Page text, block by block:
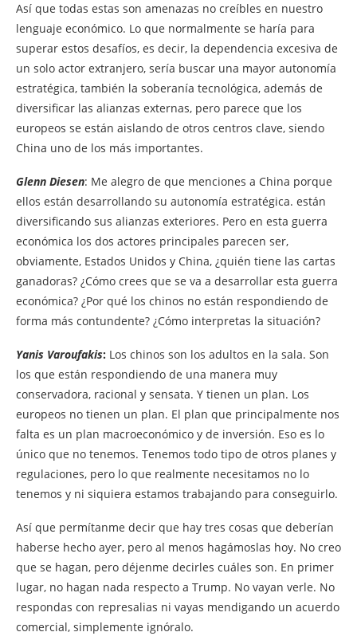
Así que todas estas son amenazas no creíbles en nuestro
lenguaje económico. Lo que normalmente se haría para
superar estos desafíos, es decir, la dependencia excesiva de
un solo actor extranjero, sería buscar una mayor autonomía
estratégica, también la soberanía tecnológica, además de
diversificar las alianzas externas, pero parece que los
europeos se están aislando de otros centros clave, siendo
China uno de los más importantes.
Glenn Diesen: Me alegro de que menciones a China porque
ellos están desarrollando su autonomía estratégica. están
diversificando sus alianzas exteriores. Pero en esta guerra
económica los dos actores principales parecen ser,
obviamente, Estados Unidos y China, ¿quién tiene las cartas
ganadoras? ¿Cómo crees que se va a desarrollar esta guerra
económica? ¿Por qué los chinos no están respondiendo de
forma más contundente? ¿Cómo interpretas la situación?
Yanis Varoufakis: Los chinos son los adultos en la sala. Son
los que están respondiendo de una manera muy
conservadora, racional y sensata. Y tienen un plan. Los
europeos no tienen un plan. El plan que principalmente nos
falta es un plan macroeconómico y de inversión. Eso es lo
único que no tenemos. Tenemos todo tipo de otros planes y
regulaciones, pero lo que realmente necesitamos no lo
tenemos y ni siquiera estamos trabajando para conseguirlo.
Así que permítanme decir que hay tres cosas que deberían
haberse hecho ayer, pero al menos hagámoslas hoy. No creo
que se hagan, pero déjenme decirles cuáles son. En primer
lugar, no hagan nada respecto a Trump. No vayan verle. No
respondas con represalias ni vayas mendigando un acuerdo
comercial, simplemente ignóralo.